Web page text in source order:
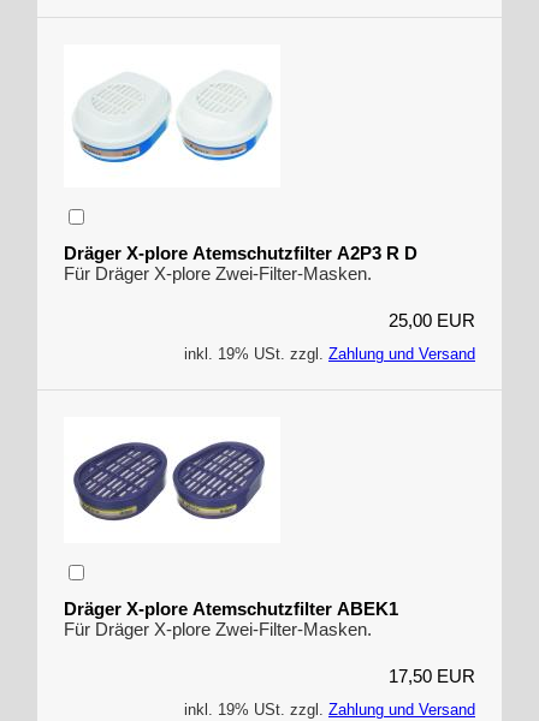
Dräger X-plore Atemschutzfilter A2P3 R D
Für Dräger X-plore Zwei-Filter-Masken.
25,00 EUR
inkl. 19% USt. zzgl. Zahlung und Versand
Dräger X-plore Atemschutzfilter ABEK1
Für Dräger X-plore Zwei-Filter-Masken.
17,50 EUR
inkl. 19% USt. zzgl. Zahlung und Versand